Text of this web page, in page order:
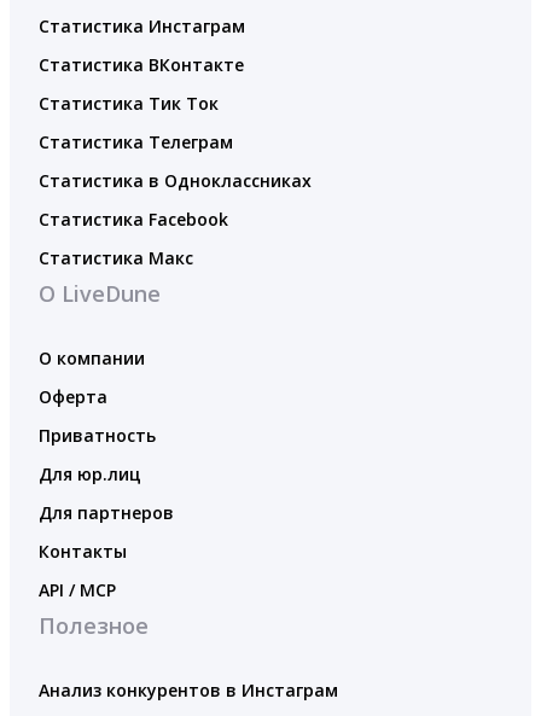
Статистика Инстаграм
Статистика ВКонтакте
Статистика Тик Ток
Статистика Телеграм
Статистика в Одноклассниках
Статистика Facebook
Статистика Макс
О LiveDune
О компании
Оферта
Приватность
Для юр.лиц
Для партнеров
Контакты
API / MCP
Полезное
Анализ конкурентов в Инстаграм